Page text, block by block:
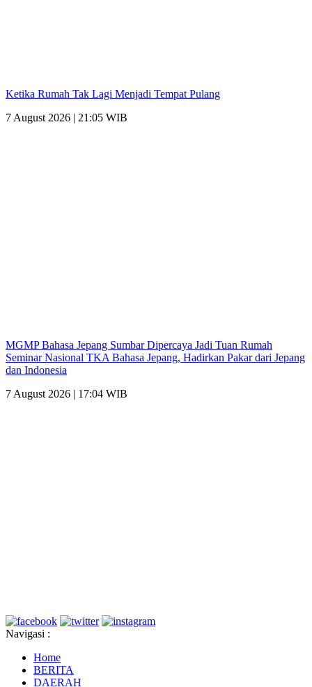
Ketika Rumah Tak Lagi Menjadi Tempat Pulang
7 August 2026 | 21:05 WIB
MGMP Bahasa Jepang Sumbar Dipercaya Jadi Tuan Rumah
Seminar Nasional TKA Bahasa Jepang, Hadirkan Pakar dari Jepang
dan Indonesia
7 August 2026 | 17:04 WIB
Navigasi :
Home
BERITA
DAERAH